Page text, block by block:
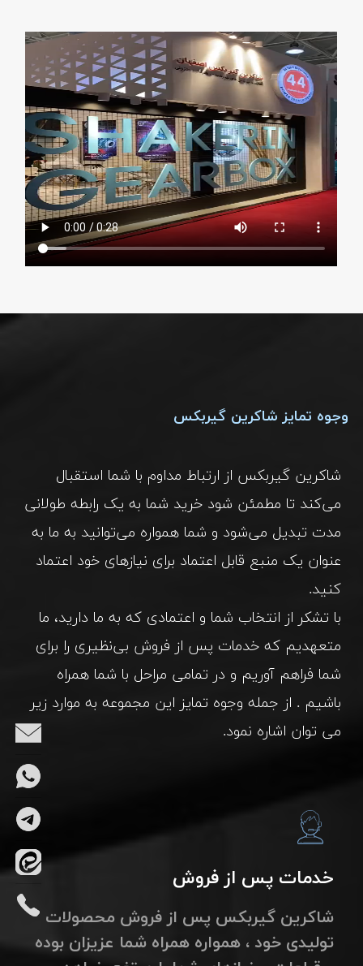
وجوه تمایز شاکرین گیربکس
شاکرین گیربکس از ارتباط مداوم با شما استقبال
می‌کند تا مطمئن شود خرید شما به یک رابطه طولانی‌
مدت تبدیل می‌شود و شما همواره می‌توانید به ما به
عنوان یک منبع قابل اعتماد برای نیازهای خود اعتماد
کنید.
با تشکر از انتخاب شما و اعتمادی که به ما دارید، ما
متعهدیم که خدمات پس از فروش بی‌نظیری را برای
شما فراهم آوریم و در تمامی مراحل با شما همراه
باشیم . از جمله وجوه تمایز این مجموعه به موارد زیر
می توان اشاره نمود.
خدمات پس از فروش
شاکرین گیربکس پس از فروش محصولات
تولیدی خود ، همواره همراه شما عزیزان بوده